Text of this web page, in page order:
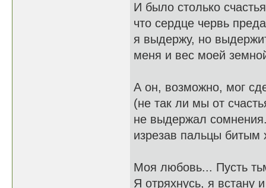
И было столько
что сердце червь
я выдержу, но
меня и вес моей
А он, возможно, мог
(не так ли мы от
не выдержал
изрезав пальцы битым
Моя любовь... Пусть
Я отряхнусь, я